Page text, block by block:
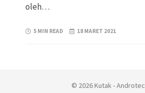
oleh…
5 MIN READ 18 MARET 2021
© 2026 Kutak -